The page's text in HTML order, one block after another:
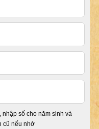
nhập số cho năm sinh và
cũ nếu nhớ